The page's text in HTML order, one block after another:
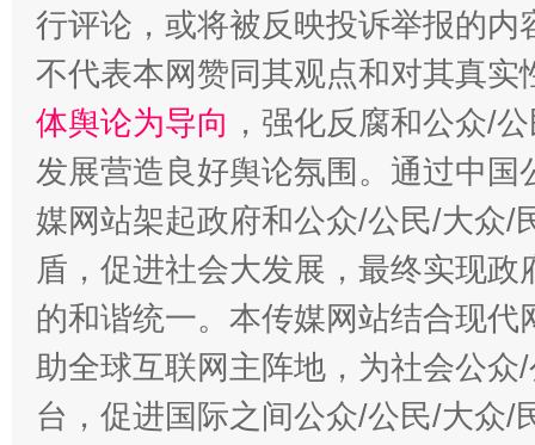
招工难、用工荒背后
行评论，或将被反映投诉举报的
不代表本网赞同其观点和对其真实
体舆论为导向 ，强化反腐和公众/
发展营造良好舆论氛围。通过中
媒网站架起政府和公众/公民/大众/
盾，促进社会大发展，最终实现
的和谐统一。本传媒网站结合现
助全球互联网主阵地，为社会公
台，促进国际之间公众/公民/大众/